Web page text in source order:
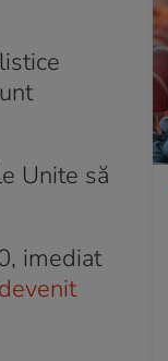
Unite să
imediat